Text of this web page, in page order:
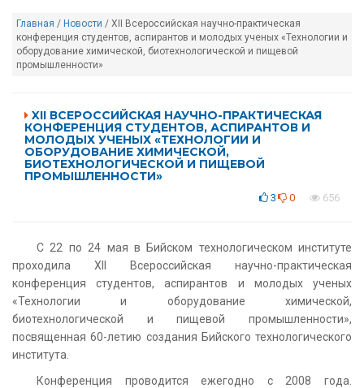
Главная / Новости / XII Всероссийская научно-практическая
конференция студентов, аспирантов и молодых ученых «Технологии и
оборудование химической, биотехнологической и пищевой
промышленности»
XII ВСЕРОССИЙСКАЯ НАУЧНО-ПРАКТИЧЕСКАЯ
КОНФЕРЕНЦИЯ СТУДЕНТОВ, АСПИРАНТОВ И
МОЛОДЫХ УЧЕНЫХ «ТЕХНОЛОГИИ И
ОБОРУДОВАНИЕ ХИМИЧЕСКОЙ,
БИОТЕХНОЛОГИЧЕСКОЙ И ПИЩЕВОЙ
ПРОМЫШЛЕННОСТИ»
3 0 656
С 22 по 24 мая в Бийском технологическом институте
проходила XII Всероссийская научно-практическая
конференция студентов, аспирантов и молодых ученых
«Технологии и оборудование химической,
биотехнологической и пищевой промышленности»,
посвященная 60-летию создания Бийского технологического
института.
Конференция проводится ежегодно с 2008 года.